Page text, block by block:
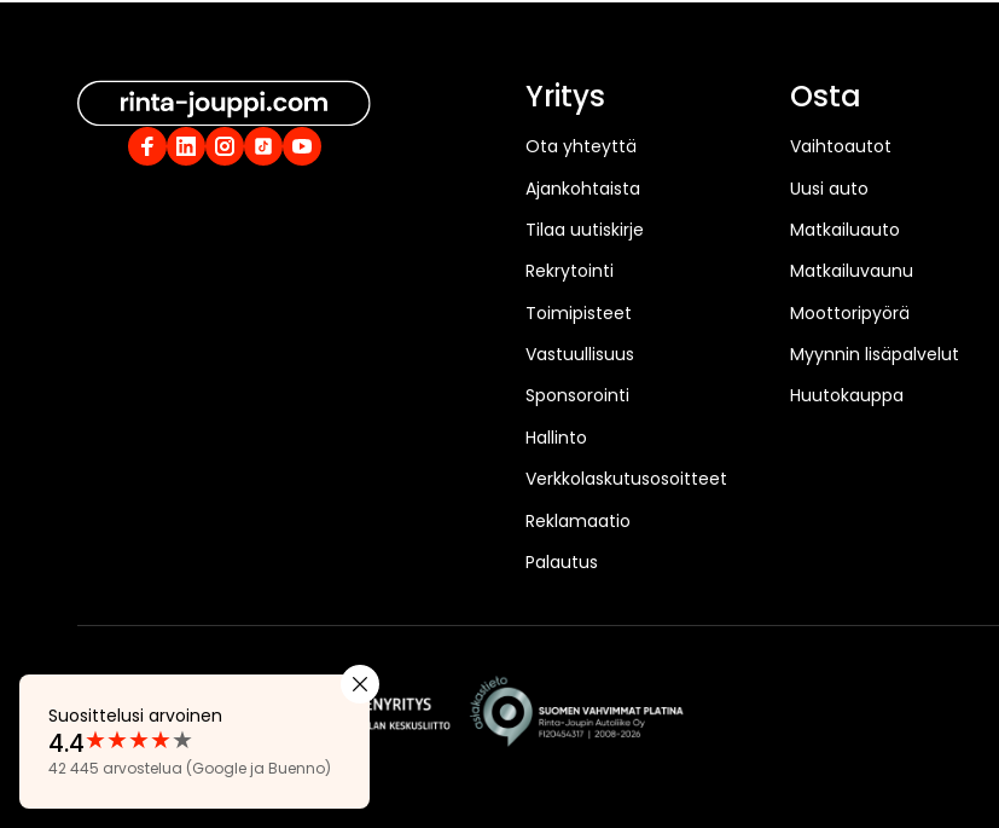
Suosittelusi arvoinen
Arvostelut:
4.4
★★★★★
4.4
42 445 arvostelua (Google ja Buenno)
Yritys
Ota yhteyttä
Ajankohtaista
Tilaa uutiskirje
Rekrytointi
Toimipisteet
Vastuullisuus
Sponsorointi
Hallinto
Verkkolaskutusosoitteet
Reklamaatio
Palautus
Osta
Vaihtoautot
Uusi auto
Matkailuauto
Matkailuvaunu
Moottoripyörä
Myynnin lisäpalvelut
Huutokauppa